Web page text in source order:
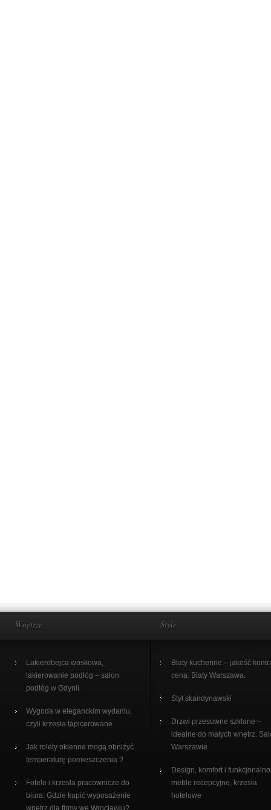
Wnętrze
Lakierobejca woskowa,
lakierowanie podłóg – salon
podłóg w Gdynii
Wygoda w eleganckim wydaniu,
czyli krzesła tapicerowane
Jak rolety okienne mogą obniżyć
temperaturę pomieszczenia ?
Fotele i krzesła pracownicze do
biura. Gdzie kupić wyposażenie
wnętrz dla firmy we Wrocławiu?
Style
Blaty kuchenne – jakość
cena. Blaty Warszawa.
Styl skandynawski
Drzwi przesuwne szklane –
idealne do małych wnętrz.
Warszawie
Design, komfort i
meble recepcyjne, krzesła
hotelowe